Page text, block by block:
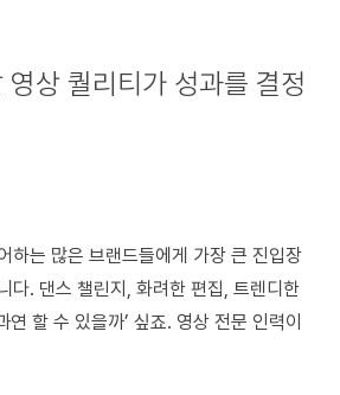
영상 퀄리티가 성과를 결정
하는 많은 브랜드들에게 가장 큰 진입장
다. 댄스 챌린지, 화려한 편집, 트렌디한
할 수 있을까’ 싶죠. 영상 전문 인력이